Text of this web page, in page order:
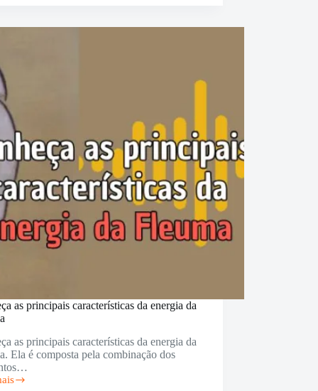
as principais características da energia da
as principais características da energia da
Ela é composta pela combinação dos